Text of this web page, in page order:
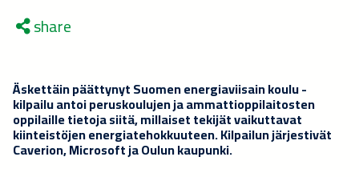
share
Äskettäin päättynyt Suomen energiaviisain koulu -
kilpailu antoi peruskoulujen ja ammattioppilaitosten
oppilaille tietoja siitä, millaiset tekijät vaikuttavat
kiinteistöjen energiatehokkuuteen. Kilpailun järjestivät
Caverion, Microsoft ja Oulun kaupunki.